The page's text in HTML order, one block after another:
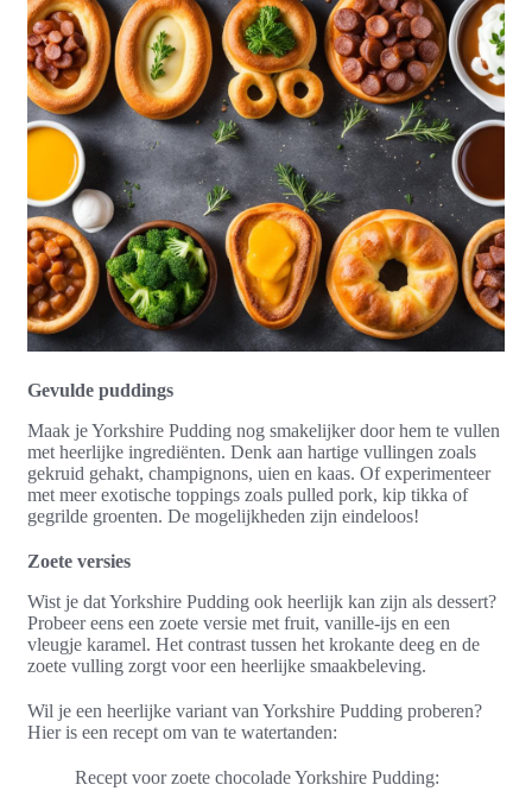
Gevulde puddings
Maak je Yorkshire Pudding nog smakelijker door hem te vullen
met heerlijke ingrediënten. Denk aan hartige vullingen zoals
gekruid gehakt, champignons, uien en kaas. Of experimenteer
met meer exotische toppings zoals pulled pork, kip tikka of
gegrilde groenten. De mogelijkheden zijn eindeloos!
Zoete versies
Wist je dat Yorkshire Pudding ook heerlijk kan zijn als dessert?
Probeer eens een zoete versie met fruit, vanille-ijs en een
vleugje karamel. Het contrast tussen het krokante deeg en de
zoete vulling zorgt voor een heerlijke smaakbeleving.
Wil je een heerlijke variant van Yorkshire Pudding proberen?
Hier is een recept om van te watertanden:
Recept voor zoete chocolade Yorkshire Pudding: